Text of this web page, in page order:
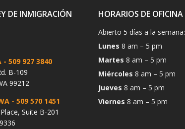
DE INMIGRACIÓN
- 509 927 3840
B-109
99212
- 509 570 1451
Suite B-201
HORARIOS DE OFICINA
Abierto 5 días a la semana:
Lunes 8 am – 5 pm
Martes 8 am – 5 pm
Miércoles 8 am – 5 pm
Jueves 8 am – 5 pm
Viernes 8 am – 5 pm